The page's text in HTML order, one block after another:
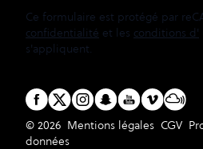
Ce formulaire est protégé par
confidentialité et les conditions d'
s'appliquent.
© 2026 Mentions légales CGV
données